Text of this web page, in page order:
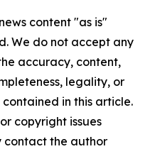
content "as is"
We do not accept any
accuracy, content,
legality, or
in this article.
copyright issues
contact the author